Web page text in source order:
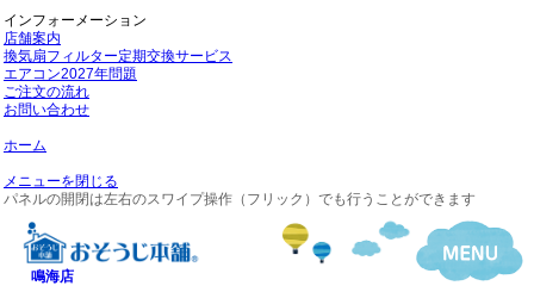
インフォーメーション
店舗案内
換気扇フィルター定期交換サービス
エアコン2027年問題
ご注文の流れ
お問い合わせ
ホーム
メニューを閉じる
パネルの開閉は左右のスワイプ操作（フリック）でも行うことができます
鳴海店